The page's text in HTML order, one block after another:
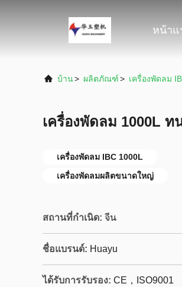
หน้าแ
บ้าน> ผลิตภัณฑ์> เครื่องพัดลม
เครื่องพัดลม 1000L
เครื่องพัดลม IBC 1000L
เครื่องพัดลมผลิตขนาดใหญ่
สถานที่กำเนิด: จีน
ชื่อแบรนด์: Huayu
ได้รับการรับรอง: CE，ISO9001